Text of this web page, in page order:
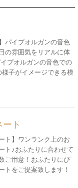
パイプオルガンの音色
の雰囲気をリアルに体
プオルガンの音色での
様子がイメージできる模
ト
ト】ワンランク上のお
ト♪おふたりに合わせて
ご用意！おふたりにぴ
トをご提案致します！